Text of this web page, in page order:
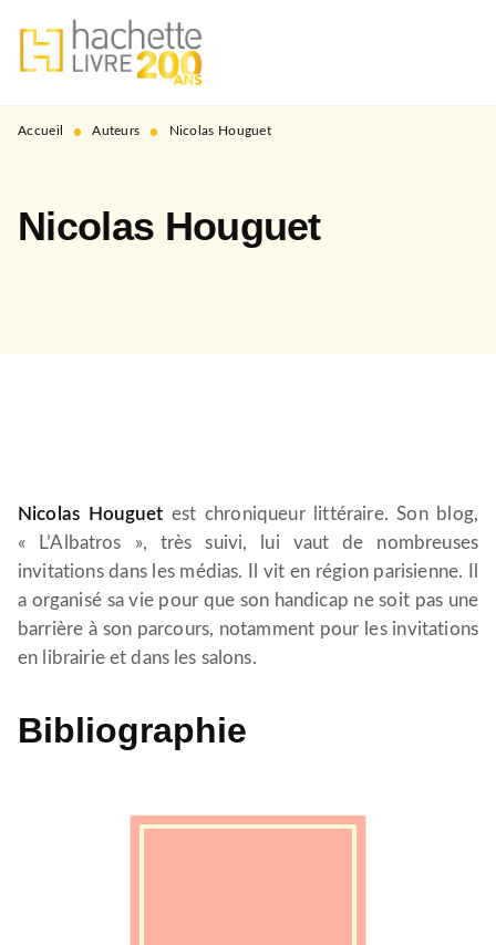
MENU RECHERCHE
PIED DE PAGE
Accueil • Auteurs • Nicolas Houguet
Nicolas Houguet
Nicolas Houguet est chroniqueur littéraire. Son blog,
« L’Albatros », très suivi, lui vaut de nombreuses
invitations dans les médias. Il vit en région parisienne. Il
a organisé sa vie pour que son handicap ne soit pas une
barrière à son parcours, notamment pour les invitations
en librairie et dans les salons.
Bibliographie